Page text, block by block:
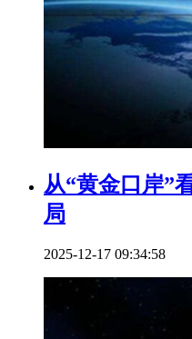
从“黄金口岸”
局
2025-12-17 09:34:58